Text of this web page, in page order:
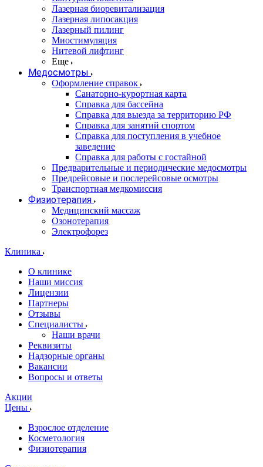
Лазерная биоревитализация
Лазерная липосакция
Лазерный пилинг
Миостимуляция
Нитевой лифтинг
Еще
Медосмотры
Оформление справок
Санаторно-курортная карта
Справка для бассейна
Справка для выезда за территорию РФ
Справка для занятий спортом
Справка для поступления в учебное
заведение
Справка для работы с гостайной
Предварительные и периодические медосмотры
Предрейсовые и послерейсовые осмотры
Транспортная медкомиссия
Физиотерапия
Медицинский массаж
Озонотерапия
Электрофорез
Клиника
О клинике
Наши миссия
Лицензии
Партнеры
Отзывы
Специалисты
Наши врачи
Реквизиты
Надзорные органы
Вакансии
Вопросы и ответы
Акции
Цены
Взрослое отделение
Косметология
Физиотерапия